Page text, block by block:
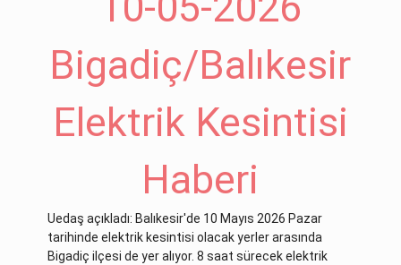
Bigadiç/Balıkesir
Elektrik Kesintisi
Haberi
Uedaş açıkladı: Balıkesir'de 10 Mayıs 2026 Pazar
tarihinde elektrik kesintisi olacak yerler arasında
Bigadiç ilçesi de yer alıyor. 8 saat sürecek elektrik